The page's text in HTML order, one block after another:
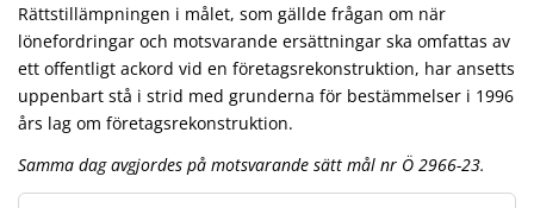
Rättstillämpningen i målet, som gällde frågan om när
lönefordringar och motsvarande ersättningar ska omfattas av
ett offentligt ackord vid en företagsrekonstruktion, har ansetts
uppenbart stå i strid med grunderna för bestämmelser i 1996
års lag om företagsrekonstruktion.
Samma dag avgjordes på motsvarande sätt mål nr Ö 2966-23.